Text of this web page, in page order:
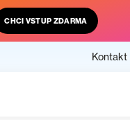
CHCI VSTUP ZDARMA
Kontakt